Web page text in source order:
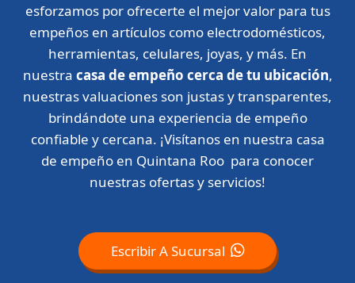
esforzamos por ofrecerte el mejor valor para tus
empeños en artículos como electrodomésticos,
herramientas, celulares, joyas, y más. En
nuestra casa de empeño cerca de tu ubicación,
nuestras valuaciones son justas y transparentes,
brindándote una experiencia de empeño
confiable y cercana. ¡Visítanos en nuestra casa
de empeño en Quintana Roo para conocer
nuestras ofertas y servicios!
Escribir A Sucursal